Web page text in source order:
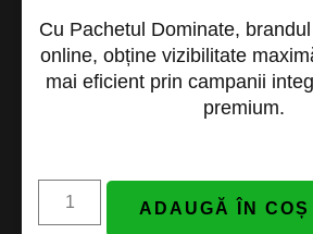
Cu Pachetul Dominate,
online, obține vizibilitate
mai eficient prin campanii
premium.
ADAUGĂ ÎN COȘ